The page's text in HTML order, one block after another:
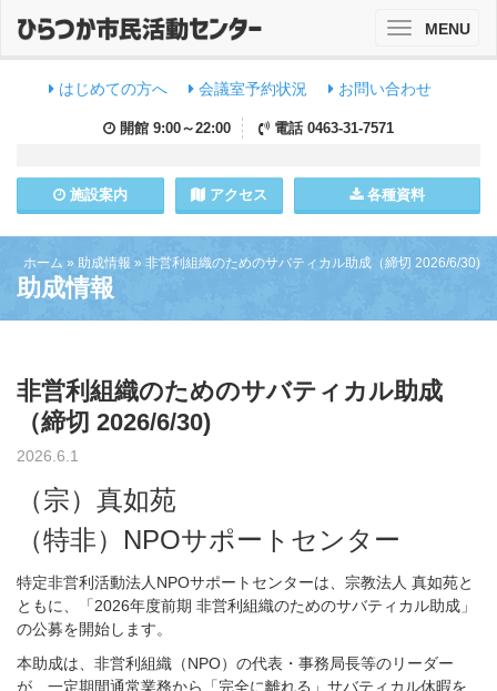
はじめての方へ 会議室予約状況 お問い合わせ
開館 9:00～22:00 電話 0463-31-7571
施設案内 アクセス 各種資料
ToggleMENU
ホーム » 助成情報 » 非営利組織のためのサバティカル助成（締切 2026/6/30)
助成情報
非営利組織のためのサバティカル助成
（締切 2026/6/30)
2026.6.1
（宗）真如苑
（特非）NPOサポートセンター
特定非営利活動法人NPOサポートセンターは、宗教法人 真如苑と
ともに、「2026年度前期 非営利組織のためのサバティカル助成」
の公募を開始します。
本助成は、非営利組織（NPO）の代表・事務局長等のリーダー
が、一定期間通常業務から「完全に離れる」サバティカル休暇を